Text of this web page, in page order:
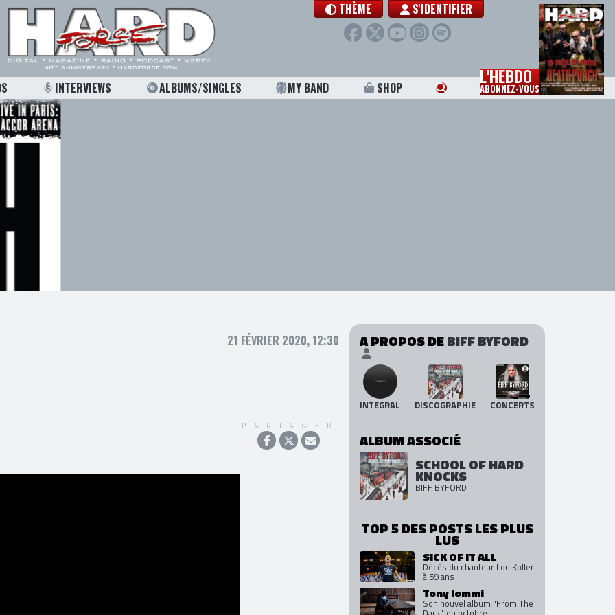
THÈME S'IDENTIFIER
INTERVIEWS ALBUMS/SINGLES MY BAND SHOP L'HEBDO
ABONNEZ-VOUS
21 FÉVRIER 2020, 12:30
PARTAGER
A PROPOS DEBIFF BYFORD
INTEGRAL DISCOGRAPHIE CONCERTS
ALBUM ASSOCIÉ
SCHOOL OF HARD
KNOCKS
BIFF BYFORD
TOP 5 DES POSTS LES PLUS
LUS
SICK OF IT ALL
Décès du chanteur Lou Koller
à 59 ans
Tony Iommi
Son nouvel album "From The